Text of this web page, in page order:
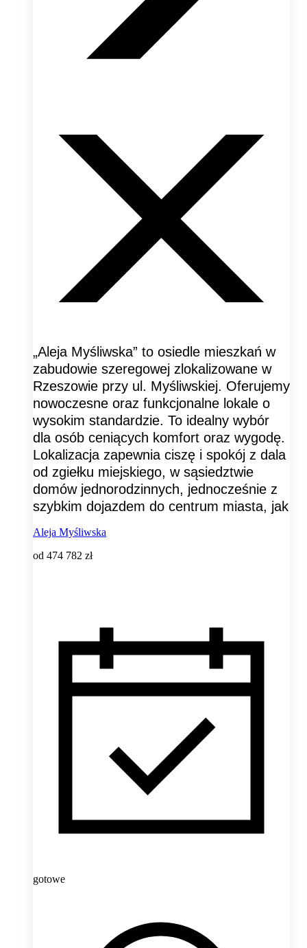
„Aleja Myśliwska” to osiedle mieszkań w
zabudowie szeregowej zlokalizowane w
Rzeszowie przy ul. Myśliwskiej. Oferujemy
nowoczesne oraz funkcjonalne lokale o
wysokim standardzie. To idealny wybór
dla osób ceniących komfort oraz wygodę.
Lokalizacja zapewnia ciszę i spokój z dala
od zgiełku miejskiego, w sąsiedztwie
domów jednorodzinnych, jednocześnie z
szybkim dojazdem do centrum miasta, jak
Aleja Myśliwska
od 474 782 zł
gotowe